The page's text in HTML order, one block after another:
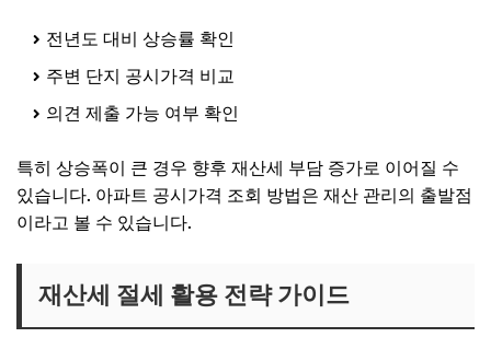
전년도 대비 상승률 확인
주변 단지 공시가격 비교
의견 제출 가능 여부 확인
특히 상승폭이 큰 경우 향후 재산세 부담 증가로 이어질 수
있습니다. 아파트 공시가격 조회 방법은 재산 관리의 출발점
이라고 볼 수 있습니다.
재산세 절세 활용 전략 가이드